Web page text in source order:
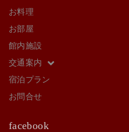
お料理
お部屋
館内施設
交通案内
宿泊プラン
お問合せ
facebook